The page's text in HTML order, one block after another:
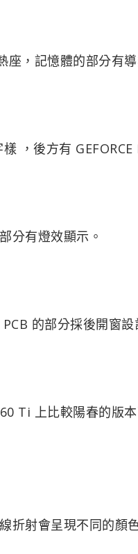
，記憶體的部分有
，後方有 GEFORCE
分有燈效顯示。
的部分採後開窗設
Ti 上比較陽春的版
折射會呈現不同的顏